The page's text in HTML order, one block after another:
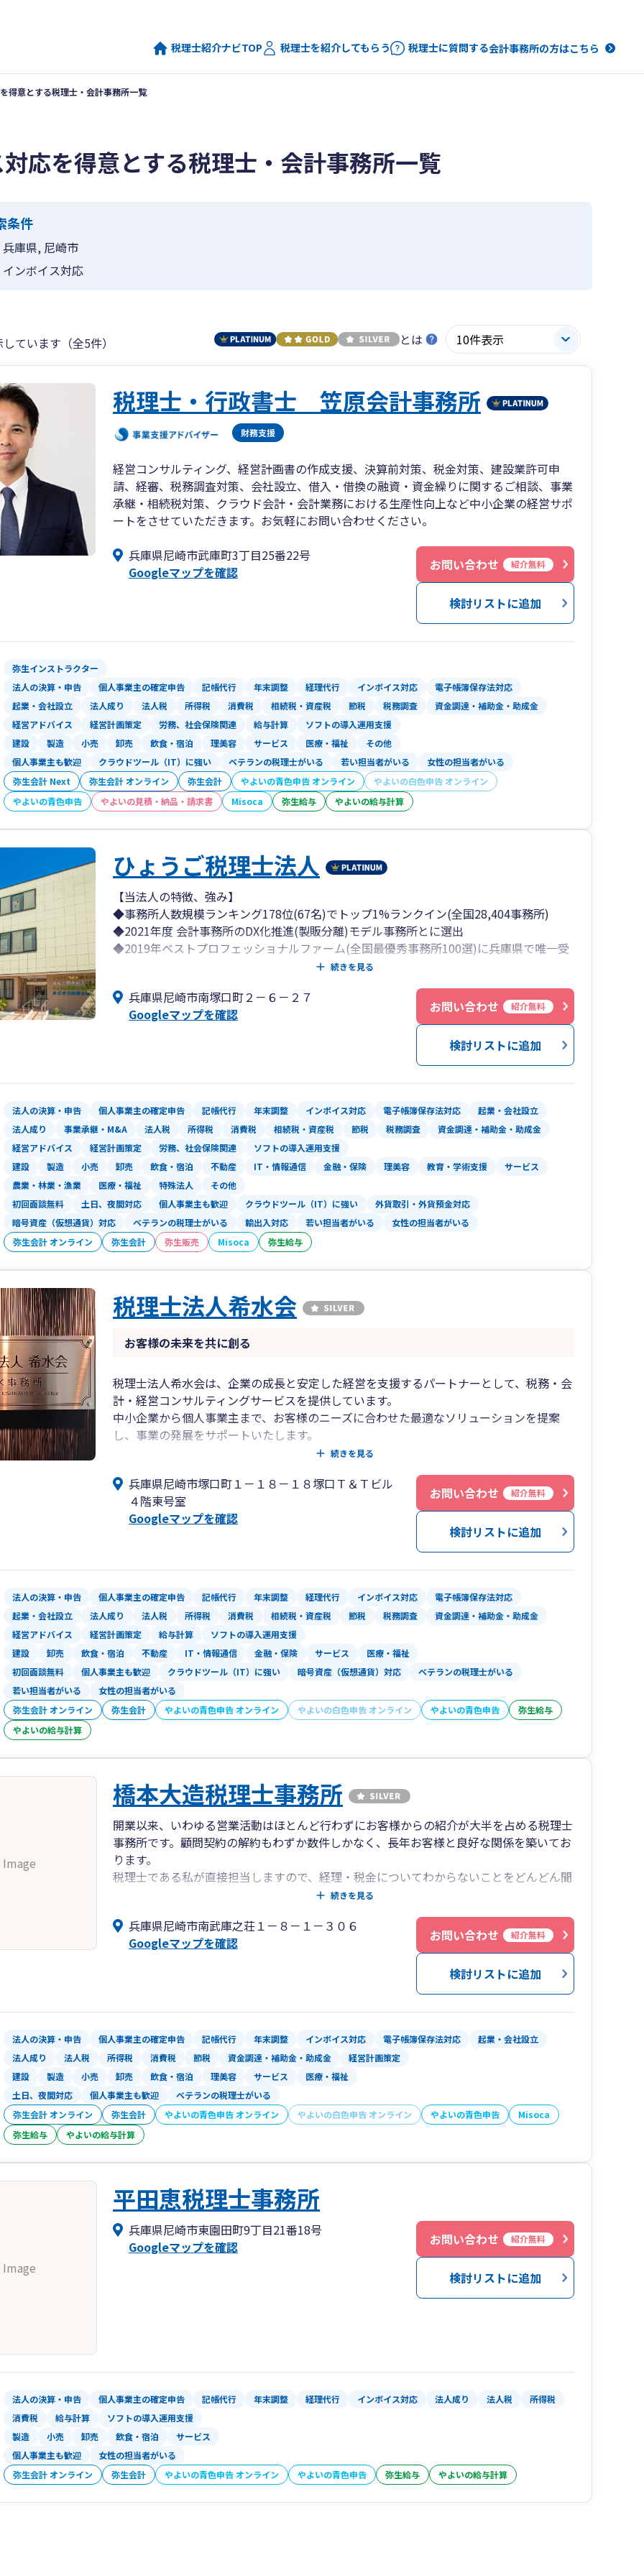
税理士紹介ナビTOP 税理士を紹介してもらう 税理士に質問する会計事務所の方はこちら
得意とする税理士・会計事務所一覧
応を得意とする税理士・会計事務所一覧
条件
兵庫県, 尼崎市
インボイス対応
ています（全5件） とは
税理士・行政書士 笠原会計事務所
経営コンサルティング、経営計画書の作成支援、決算前対策、税金対策、建設業許可申
請、経審、税務調査対策、会社設立、借入・借換の融資・資金繰りに関するご相談、事業
承継・相続税対策、クラウド会計・会計業務における生産性向上など中小企業の経営サポ
ートをさせていただきます。お気軽にお問い合わせください。
兵庫県尼崎市武庫町3丁目25番22号
Googleマップを確認
お問い合わせ 紹介無料
検討リストに追加
弥生インストラクター
法人の決算・申告
個人事業主の確定申告 記帳代行 年末調整 経理代行 インボイス対応
電子帳簿保存法対応
起業・会社設立
法人成り 法人税 所得税 消費税 相続税・資産税 節税 税務調査
資金調達・補助金・助成金
経営アドバイス
経営計画策定 労務、社会保険関連 給与計算
ソフトの導入運用支援
建設
製造 小売 卸売 飲食・宿泊 理美容 サービス 医療・福祉
その他
個人事業主も歓迎
クラウドツール（IT）に強い ベテランの税理士がいる 若い担当者がいる
女性の担当者がいる
弥生会計 Next
弥生会計 オンライン 弥生会計 やよいの青色申告 オンライン
やよいの白色申告 オンライン
やよいの青色申告
やよいの見積・納品・請求書 Misoca 弥生給与 やよいの給与計算
ひょうご税理士法人
【当法人の特徴、強み】
◆事務所人数規模ランキング178位(67名)でトップ1%ランクイン(全国28,404事務所)
◆2021年度 会計事務所のDX化推進(製販分離)モデル事務所とに選出
◆2019年ベストプロフェッショナルファーム(全国最優秀事務所100選)に兵庫県で唯一受
◆経営コンサルティング（利益向上のための提案や節税スキームなど）にも多数実績あり
◆年商は全国の会計事務所の上位5％
◆新卒採用を9年連続実施しており2023年度の新卒応募378名→4名内定実績
◆2021年度(株)識学実践のモデル企業として識学アンバサダー認定獲得
続きを見る
兵庫県尼崎市南塚口町２－６－２７
Googleマップを確認
お問い合わせ 紹介無料
検討リストに追加
法人の決算・申告 個人事業主の確定申告 記帳代行 年末調整 インボイス対応 電子帳簿保存法対応
起業・会社設立
法人成り
事業承継・M&A 法人税 所得税 消費税 相続税・資産税 節税 税務調査
資金調達・補助金・助成金
経営アドバイス
経営計画策定 労務、社会保険関連
ソフトの導入運用支援
建設
製造 小売 卸売 飲食・宿泊 不動産 IT・情報通信 金融・保険 理美容 教育・学術支援
サービス
農業・林業・漁業
医療・福祉 特殊法人
その他
初回面談無料
土日、夜間対応 個人事業主も歓迎 クラウドツール（IT）に強い
外貨取引・外貨預金対応
暗号資産（仮想通貨）対応
ベテランの税理士がいる 輸出入対応 若い担当者がいる
女性の担当者がいる
弥生会計 オンライン
弥生会計 弥生販売 Misoca 弥生給与
税理士法人希水会
お客様の未来を共に創る
税理士法人希水会は、企業の成長と安定した経営を支援するパートナーとして、税務・会
計・経営コンサルティングサービスを提供しています。
中小企業から個人事業主まで、お客様のニーズに合わせた最適なソリューションを提案
し、事業の発展をサポートいたします。
対応します。
✅ 親身なサポート：お客様の立場に立ち、わかりやすく丁寧な説明を心がけています。
✅ 最新の会計システム導入支援：クラウド会計や経理のDX化をサポートし、業務効率化
✅ ワンストップサービス：税務・会計だけでなく、経営戦略や資金調達、相続・事業承継
のご相談にも対応可能です。
続きを見る
兵庫県尼崎市塚口町１－１８－１８塚口Ｔ＆Ｔビル
４階東号室
Googleマップを確認
お問い合わせ 紹介無料
検討リストに追加
法人の決算・申告 個人事業主の確定申告 記帳代行 年末調整 経理代行 インボイス対応
電子帳簿保存法対応
起業・会社設立
法人成り 法人税 所得税 消費税 相続税・資産税 節税 税務調査
資金調達・補助金・助成金
経営アドバイス
経営計画策定 給与計算
ソフトの導入運用支援
建設
卸売 飲食・宿泊 不動産 IT・情報通信 金融・保険 サービス
医療・福祉
初回面談無料
個人事業主も歓迎 クラウドツール（IT）に強い 暗号資産（仮想通貨）対応
ベテランの税理士がいる
若い担当者がいる
女性の担当者がいる
弥生会計 オンライン
弥生会計 やよいの青色申告 オンライン やよいの白色申告 オンライン やよいの青色申告
弥生給与
やよいの給与計算
橋本大造税理士事務所
開業以来、いわゆる営業活動はほとんど行わずにお客様からの紹介が大半を占める税理士
事務所です。顧問契約の解約もわずか数件しかなく、長年お客様と良好な関係を築いてお
ります。
税理士である私が直接担当しますので、経理・税金についてわからないことをどんどん聞
くことができます。お客様の寄り添う対応を心がけておりますので、厳しく指導すること
のコミュニケーションを深めたいと思っております。
続きを見る
兵庫県尼崎市南武庫之荘１－８－１－３０６
Googleマップを確認
お問い合わせ 紹介無料
検討リストに追加
法人の決算・申告 個人事業主の確定申告 記帳代行 年末調整 インボイス対応 電子帳簿保存法対応
起業・会社設立
法人成り
法人税 所得税 消費税 節税 資金調達・補助金・助成金
経営計画策定
建設
製造 小売 卸売 飲食・宿泊 理美容 サービス
医療・福祉
土日、夜間対応
個人事業主も歓迎
ベテランの税理士がいる
弥生会計 オンライン
弥生会計 やよいの青色申告 オンライン やよいの白色申告 オンライン やよいの青色申告
Misoca
弥生給与
やよいの給与計算
平田恵税理士事務所
兵庫県尼崎市東園田町9丁目21番18号
Googleマップを確認
お問い合わせ 紹介無料
検討リストに追加
法人の決算・申告 個人事業主の確定申告 記帳代行 年末調整 経理代行 インボイス対応 法人成り 法人税
所得税
消費税
給与計算
ソフトの導入運用支援
製造
小売 卸売 飲食・宿泊
サービス
個人事業主も歓迎
女性の担当者がいる
弥生会計 オンライン
弥生会計 やよいの青色申告 オンライン やよいの青色申告 弥生給与 やよいの給与計算